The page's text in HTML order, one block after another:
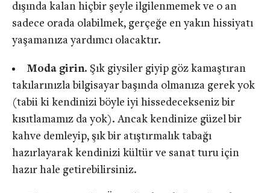
dışında kalan hiçbir şeyle ilgilenmemek ve o an
sadece orada olabilmek, gerçeğe en yakın hissiyatı
yaşamanıza yardımcı olacaktır.
Moda girin. Şık giysiler giyip göz kamaştıran
takılarınızla bilgisayar başında olmanıza gerek yok
(tabii ki kendinizi böyle iyi hissedecekseniz bir
kısıtlamamız da yok). Ancak kendinize güzel bir
kahve demleyip, şık bir atıştırmalık tabağı
hazırlayarak kendinizi kültür ve sanat turu için
hazır hale getirebilirsiniz.